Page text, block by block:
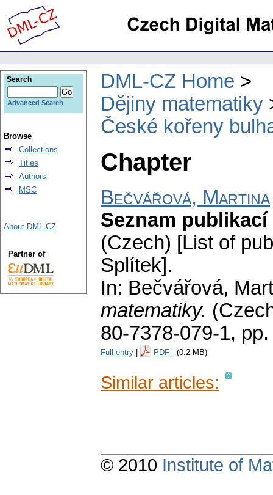
DML-CZ Home
Dějiny matematiky
České kořeny
Chapter
Bečvářová, Martina
Seznam
(Czech) [List of
Splítek].
In: Bečvářová,
matematiky.
80-7378-079-1,
Full entry PDF (0.2 MB)
Similar articles:
Search
Advanced Search
Browse
Collections
Titles
Authors
MSC
About DML-CZ
Partner of
© 2010 Institute of